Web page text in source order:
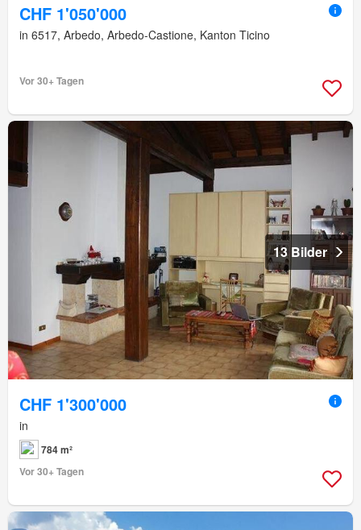
CHF 1'050'000
in 6517, Arbedo, Arbedo-Castione, Kanton Ticino
Vor 30+ Tagen
13 Bilder
CHF 1'300'000
in
784 m²
Vor 30+ Tagen